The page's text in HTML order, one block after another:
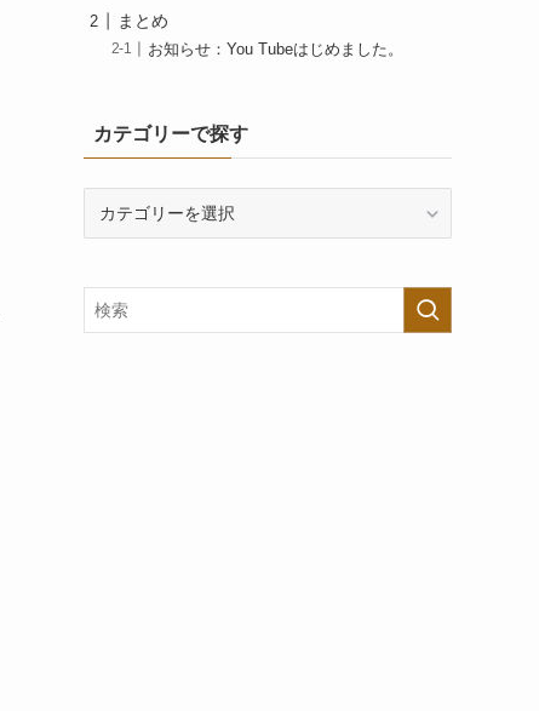
まとめ
お知らせ：You Tubeはじめました。
カテゴリーで探す
ー
で